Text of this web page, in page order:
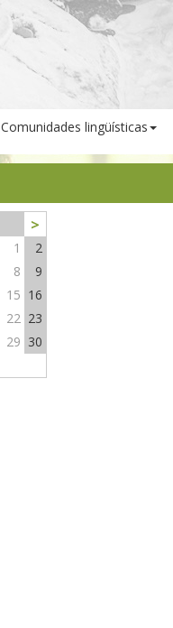
Comunidades lingüísticas
>
1
2
8
9
15 16
22 23
29 30